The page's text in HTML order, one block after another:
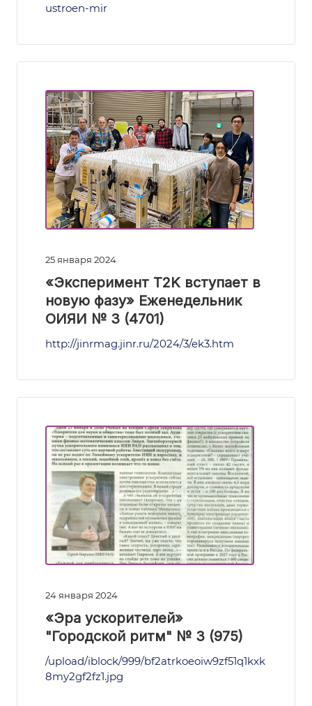
ustroen-mir
25 января 2024
«Эксперимент T2K вступает в
новую фазу» Еженедельник
ОИЯИ № 3 (4701)
http://jinrmag.jinr.ru/2024/3/ek3.htm
24 января 2024
«Эра ускорителей»
"Городской ритм" № 3 (975)
/upload/iblock/999/bf2atrkoeoiw9zf51q1kxk
8my2gf2fz1.jpg